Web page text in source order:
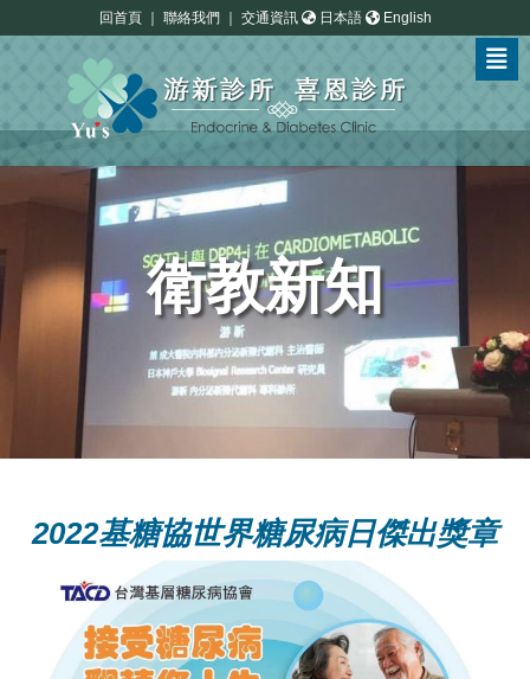
回首頁｜ 聯絡我們 交通資訊 日本語 English
衛教新知
2022基糖協世界糖尿病日傑出獎章